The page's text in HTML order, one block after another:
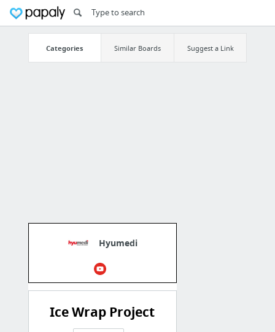
Categories Similar Boards Suggest a Link
Hyumedi
Ice Wrap Project